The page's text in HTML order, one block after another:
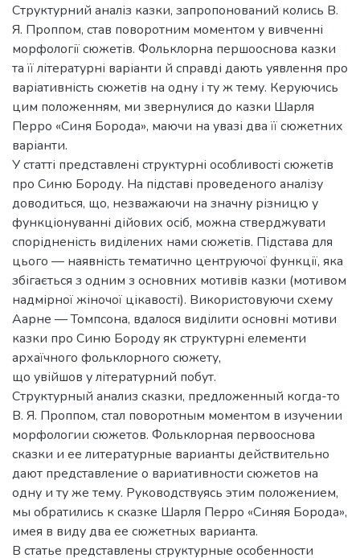
Структурний аналіз казки, запропонований колись В.
Я. Проппом, став поворотним моментом у вивченні
морфології сюжетів. Фольклорна першооснова казки
та її літературні варіанти й справді дають уявлення про
варіативність сюжетів на одну і ту ж тему. Керуючись
цим положенням, ми звернулися до казки Шарля
Перро «Синя Борода», маючи на увазі два її сюжетних
варіанти.
У статті представлені структурні особливості сюжетів
про Синю Бороду. На підставі проведеного аналізу
доводиться, що, незважаючи на значну різницю у
функціонуванні дійових осіб, можна стверджувати
спорідненість виділених нами сюжетів. Підстава для
цього — наявність тематично центруючої функції, яка
збігається з одним з основних мотивів казки (мотивом
надмірної жіночої цікавості). Використовуючи схему
Аарне — Томпсона, вдалося виділити основні мотиви
казки про Синю Бороду як структурні елементи
архаїчного фольклорного сюжету,
що увійшов у літературний побут.
Структурный анализ сказки, предложенный когда-то
В. Я. Проппом, стал поворотным моментом в изучении
морфологии сюжетов. Фольклорная первооснова
сказки и ее литературные варианты действительно
дают представление о вариативности сюжетов на
одну и ту же тему. Руководствуясь этим положением,
мы обратились к сказке Шарля Перро «Синяя Борода»,
имея в виду два ее сюжетных варианта.
В статье представлены структурные особенности